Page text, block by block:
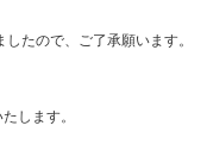
たので、ご了承願います。
します。